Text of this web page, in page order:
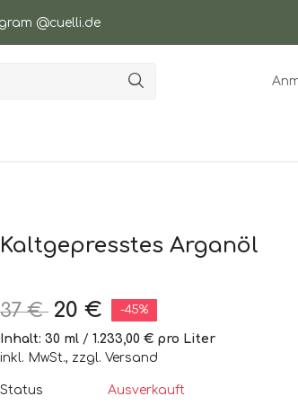
@cuelli.de
Kaltgepresstes Arganöl
37€ 20 € -45%
Inhalt: 30 ml / 1.233,00 € pro Liter
inkl. MwSt., zzgl. Versand
Status Ausverkauft